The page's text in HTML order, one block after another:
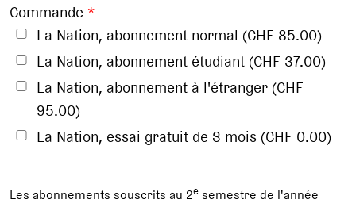
Commande *
La Nation, abonnement normal (CHF 85.00)
La Nation, abonnement étudiant (CHF 37.00)
La Nation, abonnement à l'étranger (CHF
95.00)
La Nation, essai gratuit de 3 mois (CHF 0.00)
Les abonnements souscrits au 2e semestre de l'année